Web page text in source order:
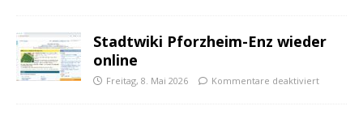
Stadtwiki Pforzheim-Enz wieder
online
Freitag, 8. Mai 2026 Kommentare deaktiviert